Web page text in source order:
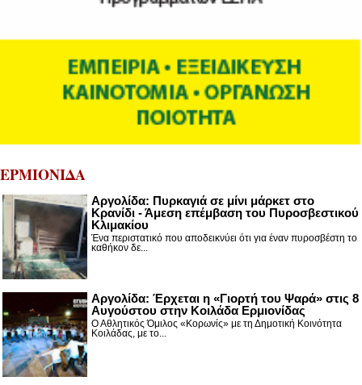
ΕΡΜΙΟΝΙΔΑ
Αργολίδα: Πυρκαγιά σε μίνι μάρκετ στο
Κρανίδι - Άμεση επέμβαση του Πυροσβεστικού
Κλιμακίου
Ένα περιστατικό που αποδεικνύει ότι για έναν πυροσβέστη το
καθήκον δε...
Αργολίδα: Έρχεται η «Γιορτή του Ψαρά» στις 8
Αυγούστου στην Κοιλάδα Ερμιονίδας
Ο Αθλητικός Όμιλος «Κορωνίς» με τη Δημοτική Κοινότητα
Κοιλάδας, με το...